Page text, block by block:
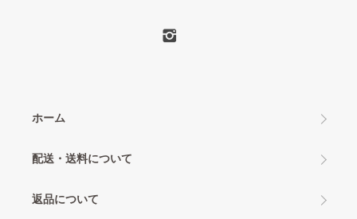
ホーム
配送・送料について
返品について